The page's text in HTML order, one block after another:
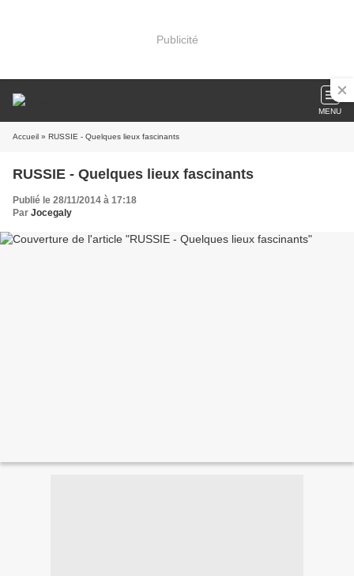
Publicité
MENU
Accueil » RUSSIE - Quelques lieux fascinants
RUSSIE - Quelques lieux fascinants
Publié le 28/11/2014 à 17:18
Par Jocegaly